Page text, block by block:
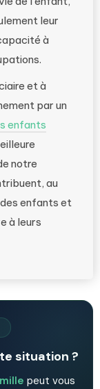
leur
à
et à
par un
enfants
notre
au
enfants et
à leurs
situation ?
peut vous